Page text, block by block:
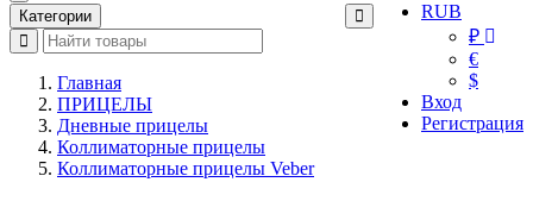
RUB
₽
€
$
Вход
Регистрация
Категории
Главная
ПРИЦЕЛЫ
Дневные прицелы
Коллиматорные прицелы
Коллиматорные прицелы Veber